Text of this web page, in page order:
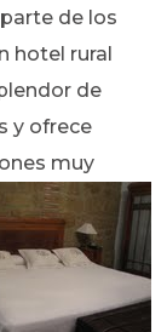
de los
hotel rural
de
y ofrece
muy